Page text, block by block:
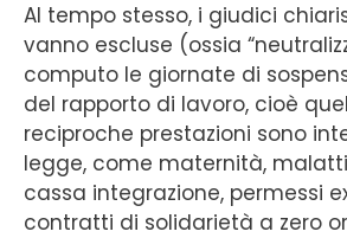
Al tempo stesso, i giudici
vanno escluse (ossia
computo le giornate di
del rapporto di lavoro, cioè
reciproche prestazioni sono
legge, come maternità,
cassa integrazione, permessi
contratti di solidarietà a zero